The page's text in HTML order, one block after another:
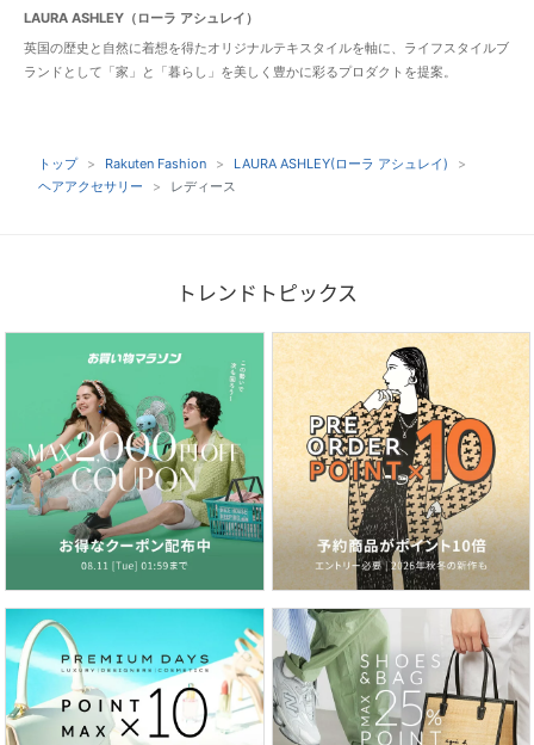
LAURA ASHLEY（ローラ アシュレイ）
英国の歴史と自然に着想を得たオリジナルテキスタイルを軸に、ライフスタイルブ
ランドとして「家」と「暮らし」を美しく豊かに彩るプロダクトを提案。
トップ Rakuten Fashion
LAURA ASHLEY(ローラ アシュレイ)
ヘアアクセサリー
レディース
トレンドトピックス